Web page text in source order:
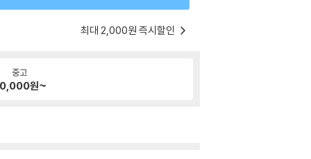
최대 2,000원 즉시할인
중고
원~